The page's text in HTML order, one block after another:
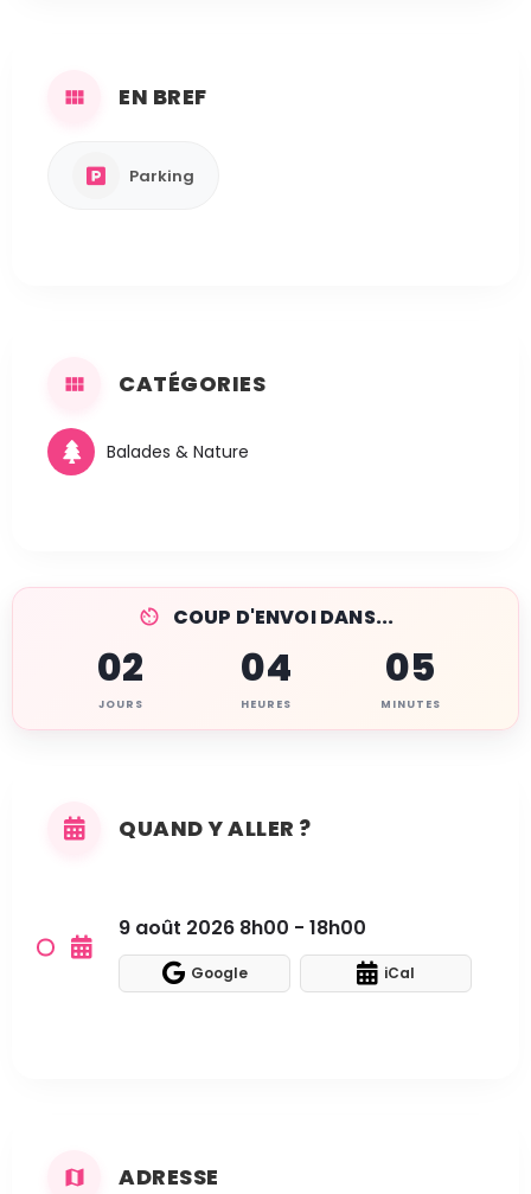
EN BREF
Parking
CATÉGORIES
Balades & Nature
COUP D'ENVOI DANS...
02
JOURS
04
HEURES
05
MINUTES
QUAND Y ALLER ?
9 août 2026 8h00 - 18h00
Google iCal
ADRESSE